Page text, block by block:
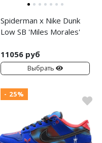
Spiderman x Nike Dunk
Low SB 'Miles Morales'
11056 руб
Выбрать
- 25%